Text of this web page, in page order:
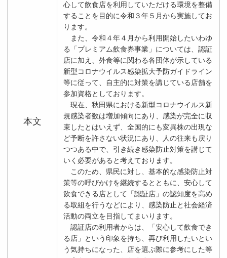
本文
心して飲食店を利用していただける環境を整備
することを目的に令和３年５月から実施してお
ります。
また、令和４年４月から利用開始したいわゆ
る「プレミアム飲食券事業」については、認証
店に加え、外食等に関わる各団体が示している
新型コロナウイルス感染拡大予防ガイドライン
等に従って、自主的に対策を講じている店舗を
参加資格としております。
現在、秋田県における新型コロナウイルス新
規感染者数は増加傾向にあり、感染が完全に収
束したとはいえず、全国的にも変異株の出現な
ど予断を許さない状況にあり、人の往来も戻り
つつある中で、引き続き感染防止対策を講じて
いく必要があると考えております。
このため、県民に対し、基本的な感染防止対
策等の呼びかけを継続するとともに、安心して
飲食できる店として「認証店」の認知度を高め
る取組を行うなどにより、感染防止と社会経済
活動の両立を目指してまいります。
認証店の利用者からは、「安心して飲食でき
る店」という印象を持ち、再び利用したいとい
う気持ちになった、店を選ぶ際に参考にした等